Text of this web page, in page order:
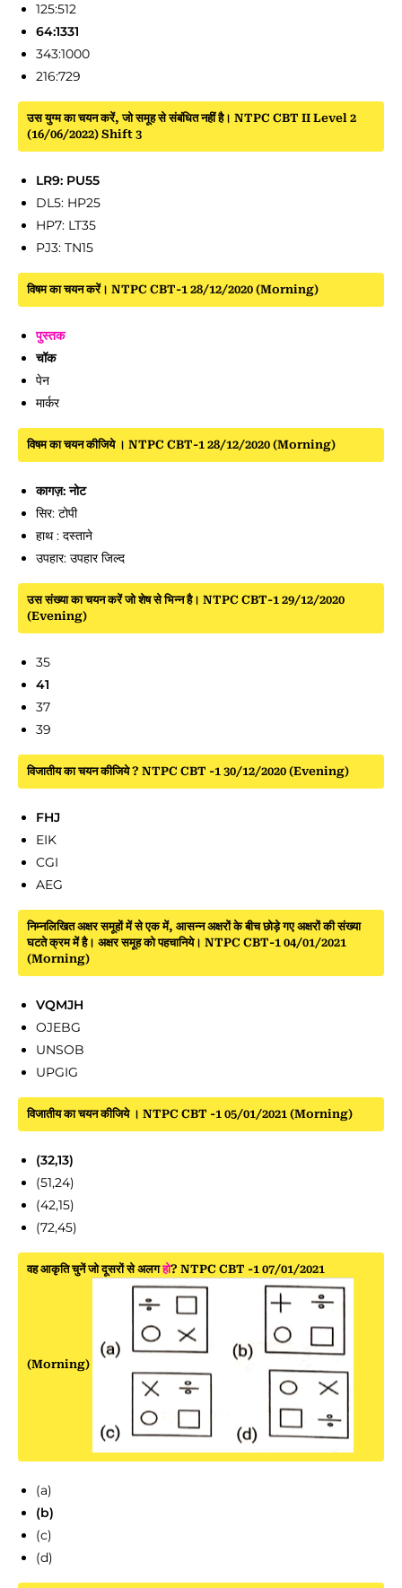
125:512
64:1331
343:1000
216:729
उस युग्म का चयन करें, जो समूह से संबंधित नहीं है। NTPC CBT II Level 2
(16/06/2022) Shift 3
LR9: PU55
DL5: HP25
HP7: LT35
PJ3: TN15
विषम का चयन करें। NTPC CBT-1 28/12/2020 (Morning)
पुस्तक
चॉक
पेन
मार्कर
विषम का चयन कीजिये । NTPC CBT-1 28/12/2020 (Morning)
कागज़: नोट
सिर: टोपी
हाथ : दस्ताने
उपहार: उपहार जिल्द
उस संख्या का चयन करें जो शेष से भिन्न है। NTPC CBT-1 29/12/2020
(Evening)
35
41
37
39
विजातीय का चयन कीजिये ? NTPC CBT -1 30/12/2020 (Evening)
FHJ
EIK
CGI
AEG
निम्नलिखित अक्षर समूहों में से एक में, आसन्न अक्षरों के बीच छोड़े गए अक्षरों की संख्या
घटते क्रम में है। अक्षर समूह को पहचानिये। NTPC CBT-1 04/01/2021
(Morning)
VQMJH
OJEBG
UNSOB
UPGIG
विजातीय का चयन कीजिये । NTPC CBT -1 05/01/2021 (Morning)
(32,13)
(51,24)
(42,15)
(72,45)
वह आकृति चुनें जो दूसरों से अलगहो? NTPC CBT -1 07/01/2021
(Morning)
(a)
(b)
(c)
(d)